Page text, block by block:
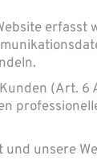
erfasst
(Art. 6
unsere